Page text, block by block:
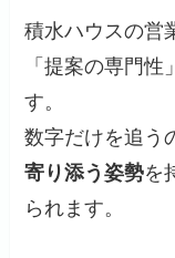
積水ハウスの営
「提案の専門
す。
数字だけを追う
寄り添う姿勢を
られます。